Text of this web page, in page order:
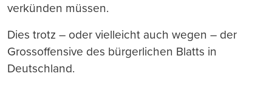
verkünden müssen.
Dies trotz – oder vielleicht auch wegen – der
Grossoffensive des bürgerlichen Blatts in
Deutschland.